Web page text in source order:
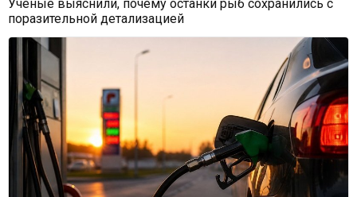
Учёные выяснили, почему останки рыб сохранились с
поразительной детализацией